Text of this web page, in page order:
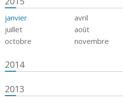
janvier avril
juillet
août
octobre
novembre
2014
2013